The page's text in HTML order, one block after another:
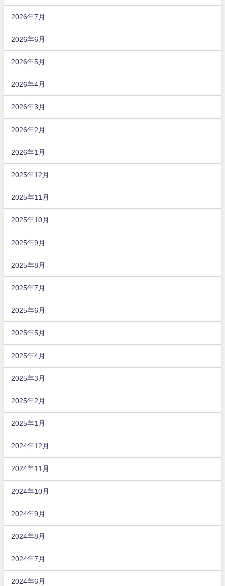
2026年7月
2026年6月
2026年5月
2026年4月
2026年3月
2026年2月
2026年1月
2025年12月
2025年11月
2025年10月
2025年9月
2025年8月
2025年7月
2025年6月
2025年5月
2025年4月
2025年3月
2025年2月
2025年1月
2024年12月
2024年11月
2024年10月
2024年9月
2024年8月
2024年7月
2024年6月